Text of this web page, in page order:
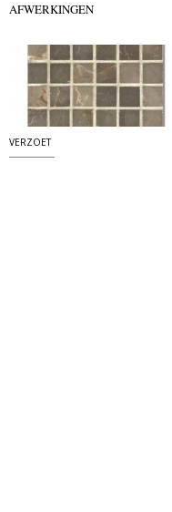
AFWERKINGEN
VERZOET